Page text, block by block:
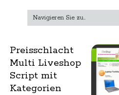
Preisschlacht
Multi Liveshop
Script mit
Kategorien